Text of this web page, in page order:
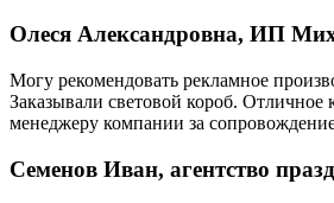
Олеся Александровна, ИП
Могу рекомендовать рекламное
Заказывали световой короб. Отличное
менеджеру компании за
Семенов Иван, агентство